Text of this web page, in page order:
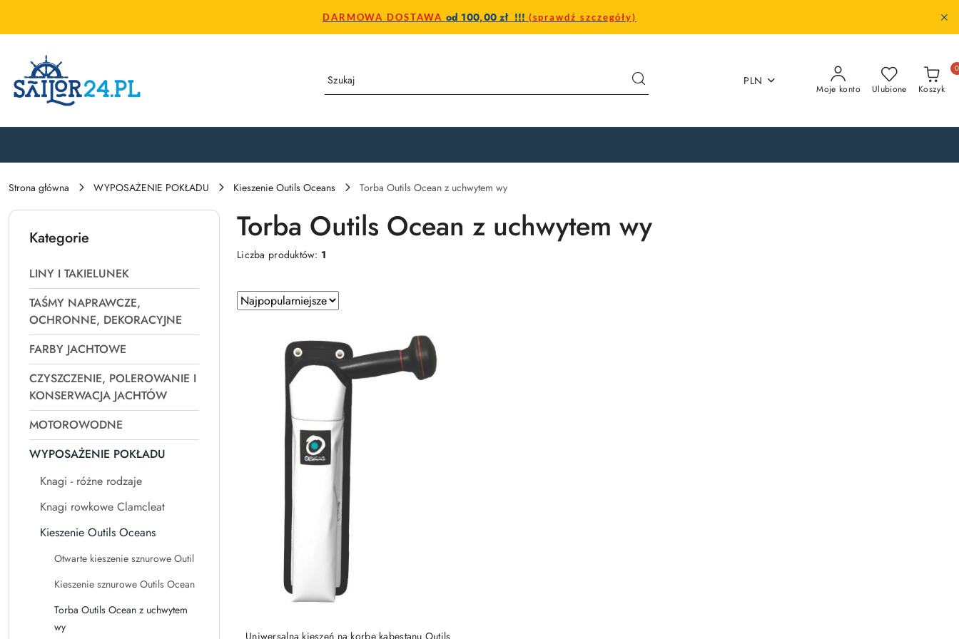
DARMOWA DOSTAWA od 100,00 zł !!! (sprawdź szczegóły)
PLN
Moje konto Ulubione Koszyk
0
Strona główna WYPOSAŻENIE POKŁADU Kieszenie Outils Oceans Torba Outils Ocean z uchwytem wy
Kategorie
LINY I TAKIELUNEK
TAŚMY NAPRAWCZE,
OCHRONNE, DEKORACYJNE
FARBY JACHTOWE
CZYSZCZENIE, POLEROWANIE I
KONSERWACJA JACHTÓW
MOTOROWODNE
WYPOSAŻENIE POKŁADU
Knagi - różne rodzaje
Knagi rowkowe Clamcleat
Kieszenie Outils Oceans
Otwarte kieszenie sznurowe Outil
Kieszenie sznurowe Outils Ocean
Torba Outils Ocean z uchwytem
wy
Torba Outils Ocean z uchwytem wy
Liczba produktów: 1
Zastosowano
sortowanie:
Sortuj
według
DO KOSZYKA